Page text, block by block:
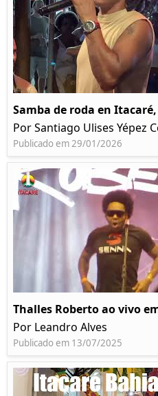
Samba de roda en
Por Santiago Ulises Yépez
Publicado em 29/01/2026
Thalles Roberto ao vivo
Por Leandro Alves
Publicado em 13/07/2025